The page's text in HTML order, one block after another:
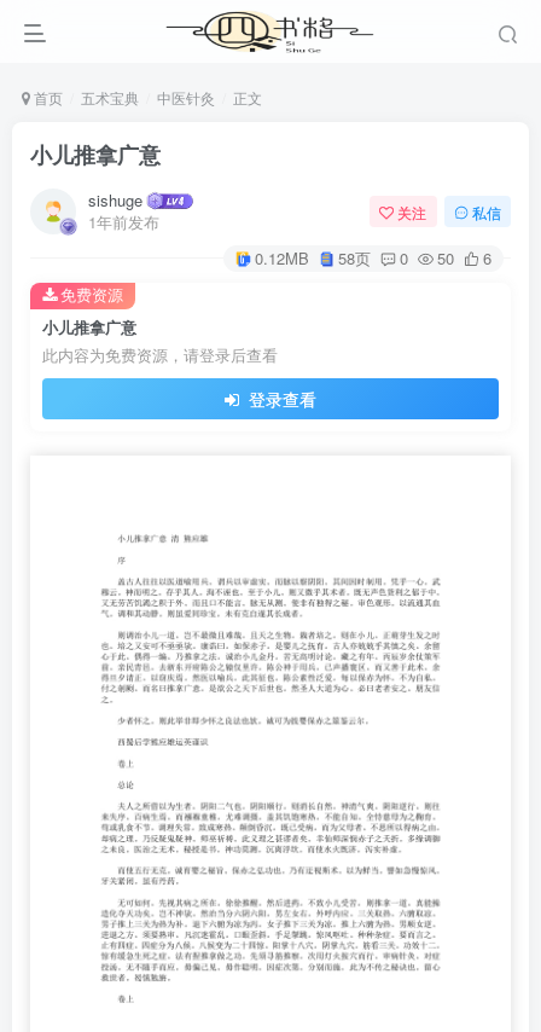
首页 五术宝典 中医针灸 正文
小儿推拿广意
sishuge
1年前发布
关注 私信
0.12MB 58页 0 50 6
小儿推拿广意
此内容为免费资源，请登录后查看
登录查看
免费资源